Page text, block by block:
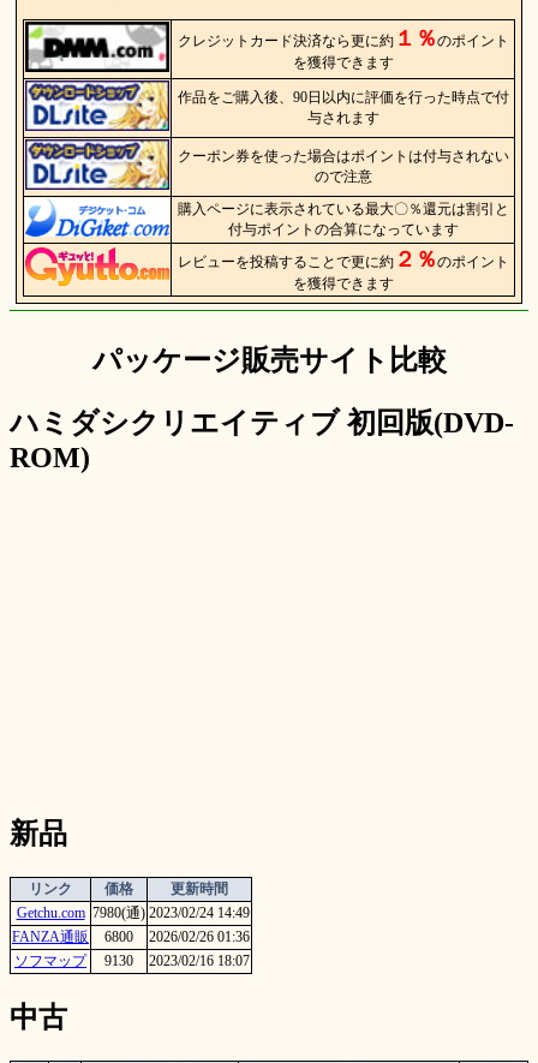
クレジットカード決済なら更に約１％のポイント
を獲得できます
作品をご購入後、90日以内に評価を行った時点で付
与されます
クーポン券を使った場合はポイントは付与されない
ので注意
購入ページに表示されている最大〇％還元は割引と
付与ポイントの合算になっています
レビューを投稿することで更に約２％のポイント
を獲得できます
パッケージ販売サイト比較
ハミダシクリエイティブ 初回版(DVD-
ROM)
新品
リンク 価格
更新時間
Getchu.com 7980(通) 2023/02/24 14:49
FANZA通販
6800
2026/02/26 01:36
ソフマップ
9130 2023/02/16 18:07
中古